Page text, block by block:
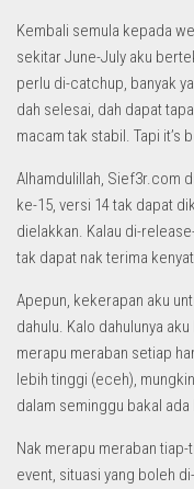
Kembali semula kepada
sekitar June-July aku
perlu di-catchup, banyak
dah selesai, dah dapat
macam tak stabil. Tapi it’s
Alhamdulillah, Sief3r.com
ke-15, versi 14 tak dapat
dielakkan. Kalau di-
tak dapat nak terima
Apepun, kekerapan aku
dahulu. Kalo dahulunya
merapu meraban setiap
lebih tinggi (eceh),
dalam seminggu bakal ada
Nak merapu meraban
event, situasi yang boleh